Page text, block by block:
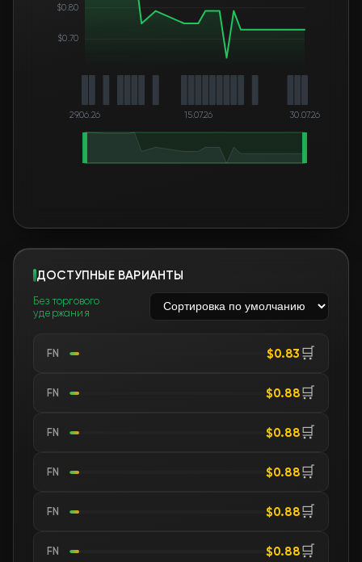
$0.70
$0.80
29.06.26 15.07.26 30.07.26
ДОСТУПНЫЕ ВАРИАНТЫ
Без торгового
удержания
FN $0.83 🛒
FN $0.88🛒
FN $0.88🛒
FN $0.88🛒
FN $0.88🛒
FN $0.88🛒